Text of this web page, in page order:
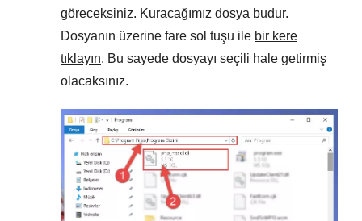
göreceksiniz. Kuracağımız dosya budur.
Dosyanın üzerine fare sol tuşu ile bir kere
tıklayın. Bu sayede dosyayı seçili hale getirmiş
olacaksınız.